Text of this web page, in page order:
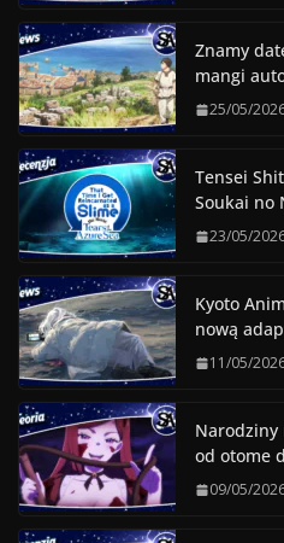
Znamy
mangi
25/05/
Tensei
Soukai
23/05/
Kyoto
nową
11/05/
Narodziny
od otome
09/05/